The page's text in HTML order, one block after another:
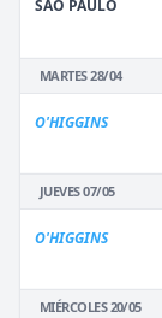
SÃO PAULO
MARTES 28/04
O'HIGGINS
JUEVES 07/05
O'HIGGINS
MIÉRCOLES 20/05